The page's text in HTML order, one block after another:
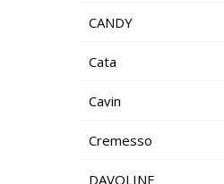
CANDY
Cata
Cavin
Cremesso
DAVOLINE